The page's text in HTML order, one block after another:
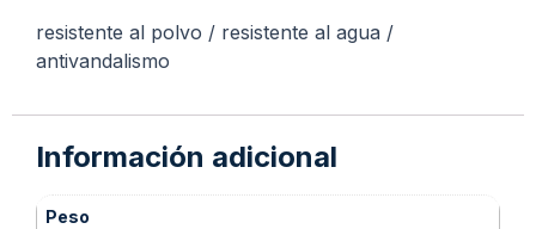
resistente al polvo / resistente al agua /
antivandalismo
Información adicional
Peso